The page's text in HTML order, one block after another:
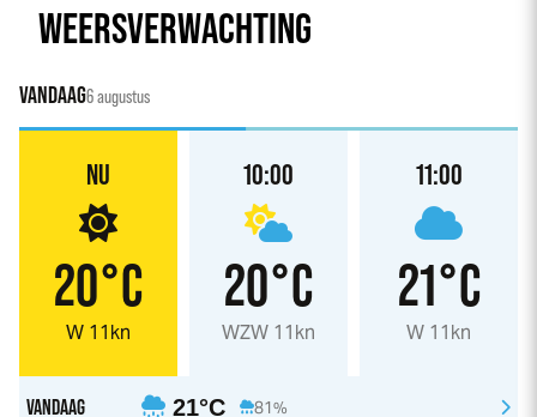
WEERSVERWACHTING
VANDAAG6 augustus
NU
20°C
W 11kn
10:00
20°C
WZW 11kn
11:00
21°C
W 11kn
VANDAAG 21°C 81%